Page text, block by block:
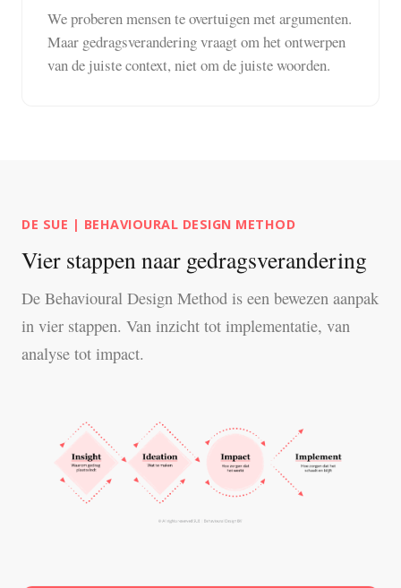
We proberen mensen te overtuigen met argumenten.
Maar gedragsverandering vraagt om het ontwerpen
van de juiste context, niet om de juiste woorden.
DE SUE | BEHAVIOURAL DESIGN METHOD
Vier stappen naar gedragsverandering
De Behavioural Design Method is een bewezen aanpak
in vier stappen. Van inzicht tot implementatie, van
analyse tot impact.